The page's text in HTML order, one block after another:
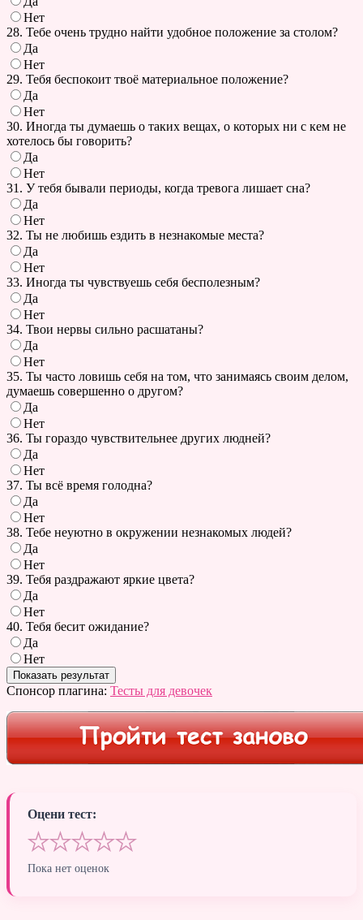
Нет
28. Тебе очень трудно найти удобное положение за столом?
Да
Нет
29. Тебя беспокоит твоё материальное положение?
Да
Нет
30. Иногда ты думаешь о таких вещах, о которых ни с кем не
хотелось бы говорить?
Да
Нет
31. У тебя бывали периоды, когда тревога лишает сна?
Да
Нет
32. Ты не любишь ездить в незнакомые места?
Да
Нет
33. Иногда ты чувствуешь себя бесполезным?
Да
Нет
34. Твои нервы сильно расшатаны?
Да
Нет
35. Ты часто ловишь себя на том, что занимаясь своим делом,
думаешь совершенно о другом?
Да
Нет
36. Ты гораздо чувствительнее других людней?
Да
Нет
37. Ты всё время голодна?
Да
Нет
38. Тебе неуютно в окружении незнакомых людей?
Да
Нет
39. Тебя раздражают яркие цвета?
Да
Нет
40. Тебя бесит ожидание?
Да
Нет
Спонсор плагина: Тесты для девочек
Оцени тест:
★★★★★
Пока нет оценок